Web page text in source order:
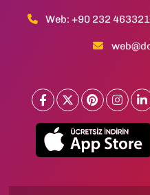
Web: +90 232